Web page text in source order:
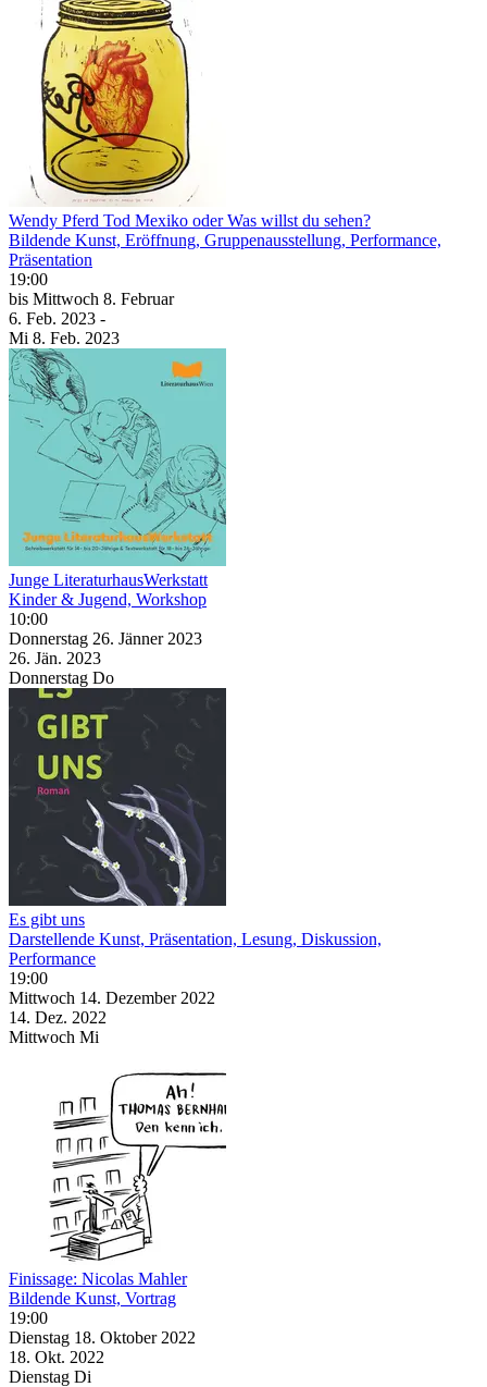
Wendy Pferd Tod Mexiko oder Was willst du sehen?
Bildende Kunst, Eröffnung, Gruppenausstellung, Performance,
Präsentation
19:00
bis Mittwoch 8. Februar
6. Feb. 2023 -
Mi 8. Feb. 2023
Junge LiteraturhausWerkstatt
Kinder & Jugend, Workshop
10:00
Donnerstag 26. Jänner 2023
26. Jän. 2023
Donnerstag Do
Es gibt uns
Darstellende Kunst, Präsentation, Lesung, Diskussion,
Performance
19:00
Mittwoch 14. Dezember 2022
14. Dez. 2022
Mittwoch Mi
Finissage: Nicolas Mahler
Bildende Kunst, Vortrag
19:00
Dienstag 18. Oktober 2022
18. Okt. 2022
Dienstag Di